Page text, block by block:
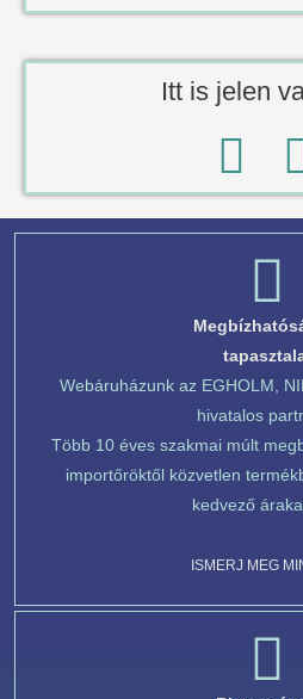
Itt is jelen
Webáruházunk az EGHOLM,
hivatalos
Több 10 éves szakmai múlt
importőröktől közvetlen
kedvező
ISMERJ MEG